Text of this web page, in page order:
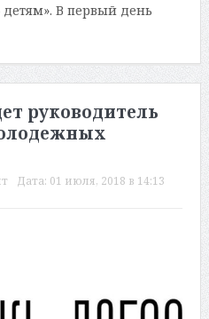
В первый день
руководитель
Дата: 01 июля, 2018 в 14:13